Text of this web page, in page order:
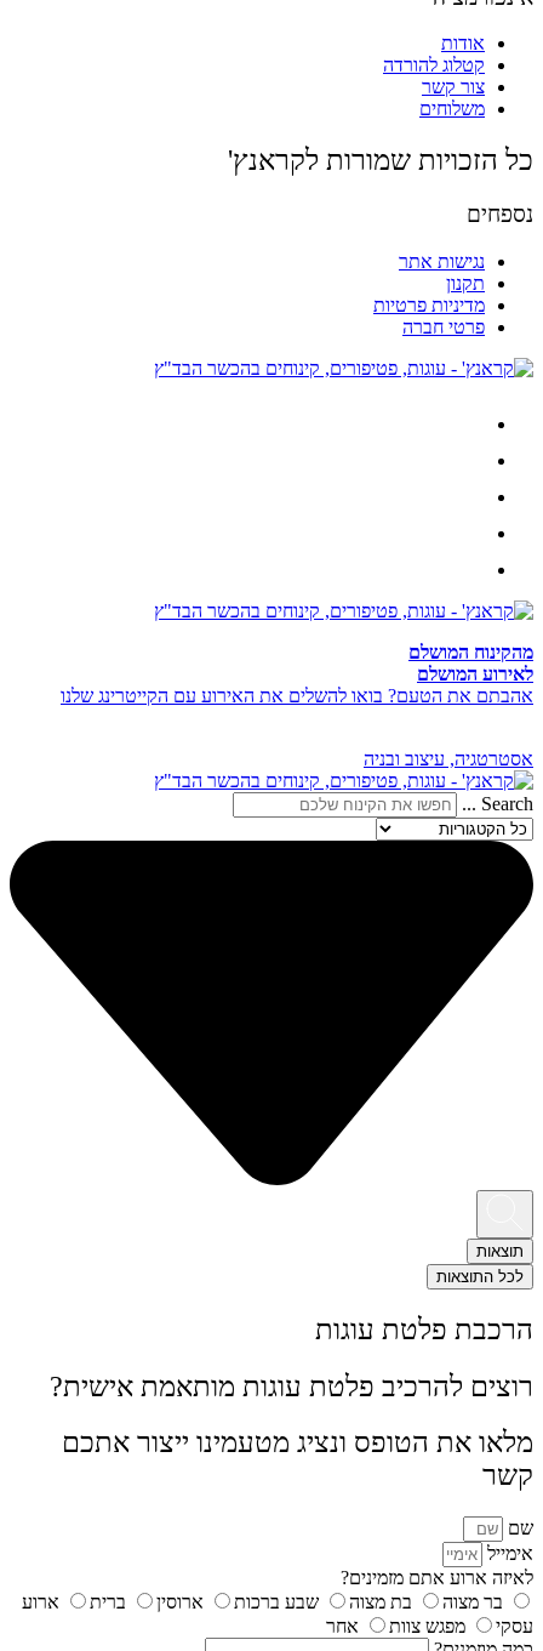
אודות
קטלוג להורדה
צור קשר
משלוחים
כל הזכויות שמורות לקראנץ'
נספחים
נגישות אתר
תקנון
מדיניות פרטיות
פרטי חברה
מהקינוח המושלם
לאירוע המושלם
אהבתם את הטעם? בואו להשלים את האירוע עם הקייטרינג שלנו
אסטרטגיה, עיצוב ובניה
Search ...
תוצאות
לכל התוצאות
הרכבת פלטת עוגות
רוצים להרכיב פלטת עוגות מותאמת אישית?
מלאו את הטופס ונציג מטעמינו ייצור אתכם
קשר
שם
אימייל
לאיזה ארוע אתם מזמינים?
בר מצוה
בת מצוה שבע ברכות ארוסין ברית
ארוע
עסקי
מפגש צוות
אחר